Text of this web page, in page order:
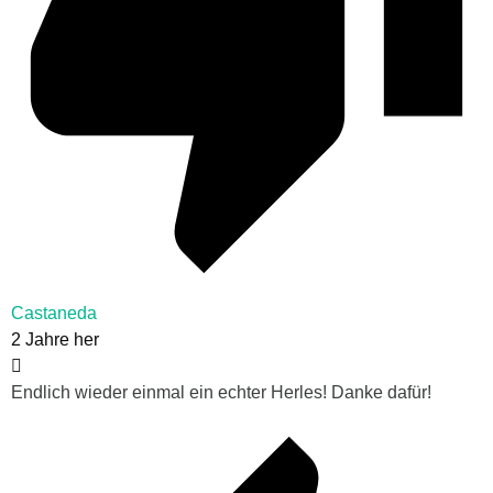
Castaneda
2 Jahre her
Endlich wieder einmal ein echter Herles! Danke dafür!